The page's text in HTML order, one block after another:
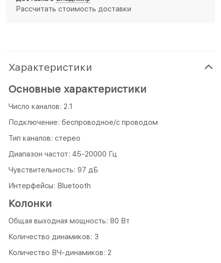
Рассчитать стоимость доставки
Характеристики
Основные характеристики
Число каналов: 2.1
Подключение: беспроводное/с проводом
Тип каналов: стерео
Диапазон частот: 45-20000 Гц
Чувствительность: 97 дБ
Интерфейсы: Bluetooth
Колонки
Общая выходная мощность: 80 Вт
Количество динамиков: 3
Количество ВЧ-динамиков: 2